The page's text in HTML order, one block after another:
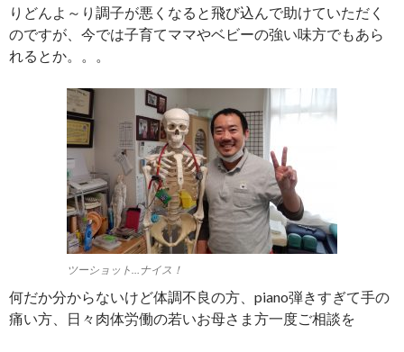
りどんよ～り調子が悪くなると飛び込んで助けていただく
のですが、今では子育てママやベビーの強い味方でもあら
れるとか。。。
ツーショット…ナイス！
何だか分からないけど体調不良の方、piano弾きすぎて手の
痛い方、日々肉体労働の若いお母さま方一度ご相談を